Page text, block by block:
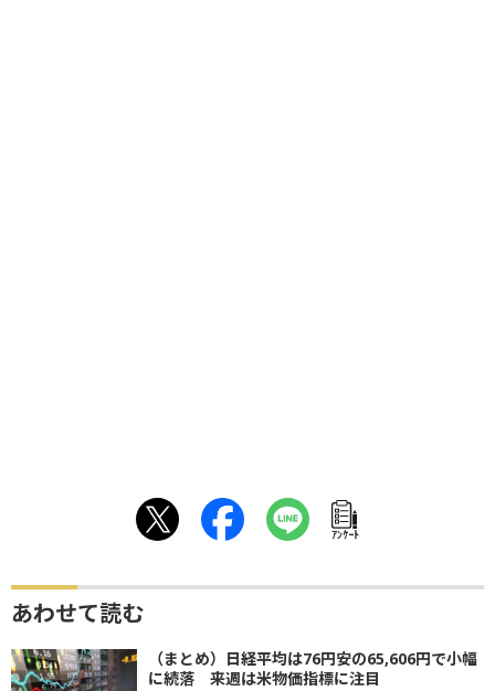
ｱﾝｹｰﾄ
あわせて読む
（まとめ）日経平均は76円安の65,606円で小幅
に続落 来週は米物価指標に注目